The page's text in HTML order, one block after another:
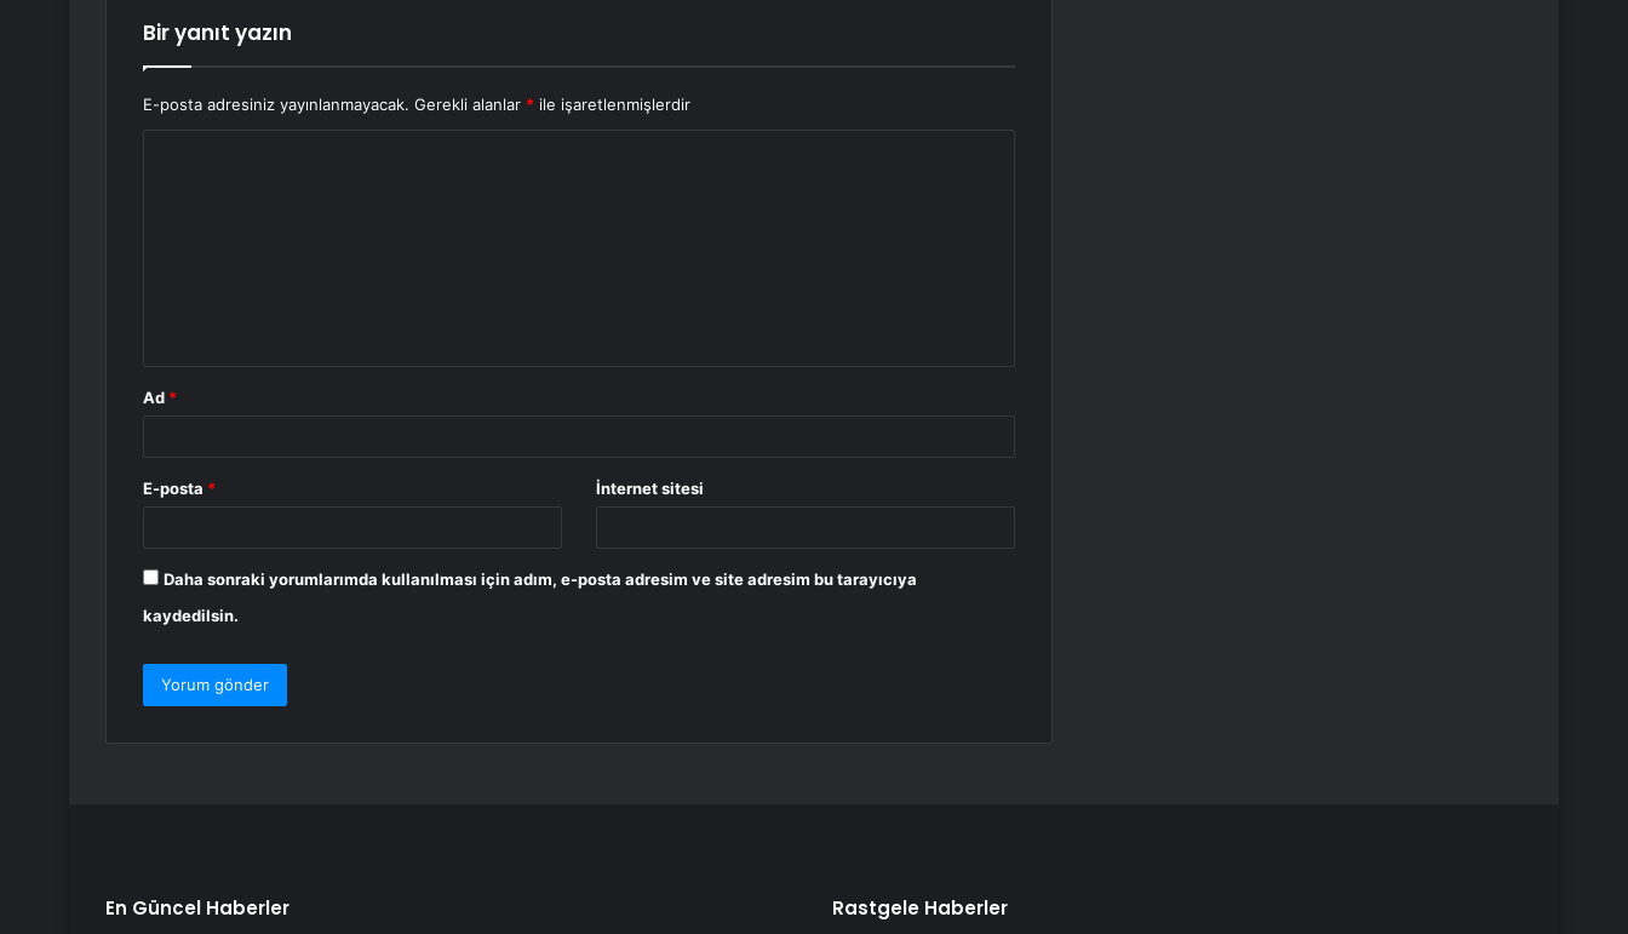
Bir yanıt yazın
E-posta adresiniz yayınlanmayacak. Gerekli alanlar * ile işaretlenmişlerdir
Ad *
E-posta * İnternet sitesi
Daha sonraki yorumlarımda kullanılması için adım, e-posta adresim ve site adresim bu tarayıcıya
kaydedilsin.
En Güncel Haberler Rastgele Haberler